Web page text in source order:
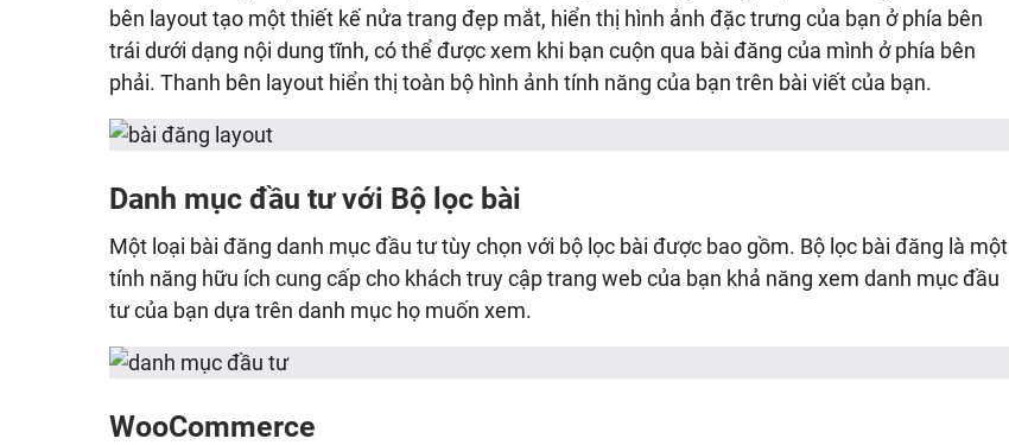
bên layout tạo một thiết kế nửa trang đẹp mắt, hiển thị hình ảnh đặc trưng của bạn ở phía bên
trái dưới dạng nội dung tĩnh, có thể được xem khi bạn cuộn qua bài đăng của mình ở phía bên
phải. Thanh bên layout hiển thị toàn bộ hình ảnh tính năng của bạn trên bài viết của bạn.
Danh mục đầu tư với Bộ lọc bài
Một loại bài đăng danh mục đầu tư tùy chọn với bộ lọc bài được bao gồm. Bộ lọc bài đăng là một
tính năng hữu ích cung cấp cho khách truy cập trang web của bạn khả năng xem danh mục đầu
tư của bạn dựa trên danh mục họ muốn xem.
WooCommerce